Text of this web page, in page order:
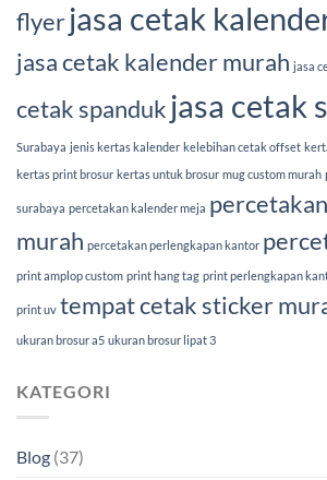
flyerjasa cetak
jasa cetak kalender murah jasa
cetak spanduk jasa cetak
Surabaya jenis kertas kalender kelebihan cetak offset
kertas print brosur kertas untuk brosur mug custom murah
surabaya percetakan kalender meja
murah percetakan perlengkapan kantor
print amplop custom print hang tag print perlengkapan
print uv tempat cetak sticker
ukuran brosur a5 ukuran brosur lipat 3
KATEGORI
Blog (37)